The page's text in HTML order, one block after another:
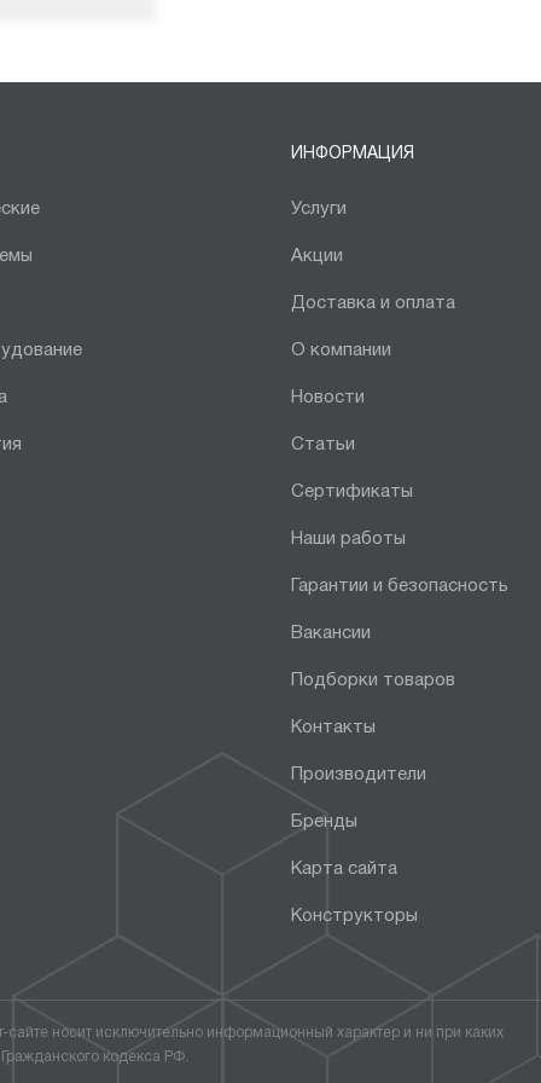
ИНФОРМАЦИЯ
Услуги
Акции
Доставка и оплата
О компании
Новости
Статьи
Сертификаты
Наши работы
Гарантии и безопасность
Вакансии
Подборки товаров
Контакты
Производители
Бренды
Карта сайта
Конструкторы
носит исключительно информационный характер и ни при каких
кодекса РФ.